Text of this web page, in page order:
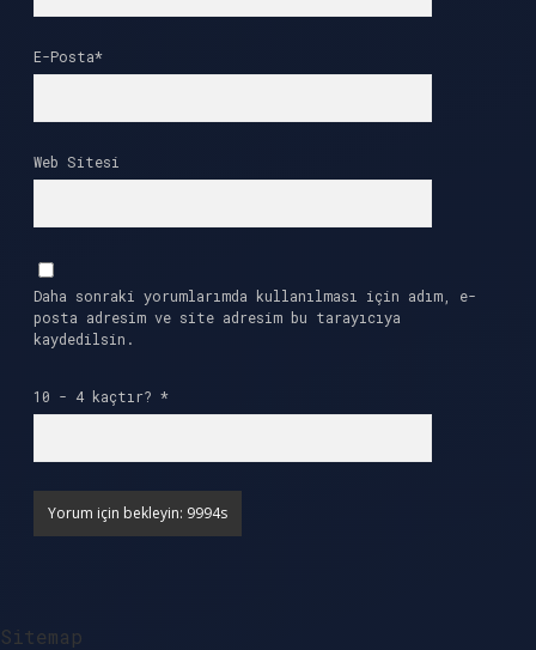
E-Posta*
Web Sitesi
Daha sonraki yorumlarımda kullanılması için adım, e-
posta adresim ve site adresim bu tarayıcıya
kaydedilsin.
10 - 4 kaçtır? *
Sitemap